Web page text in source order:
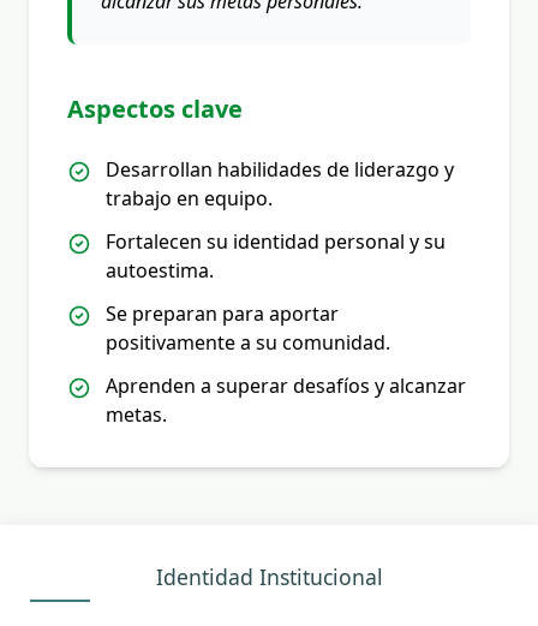
Aspectos clave
Desarrollan habilidades de liderazgo y
trabajo en equipo.
Fortalecen su identidad personal y su
autoestima.
Se preparan para aportar
positivamente a su comunidad.
Aprenden a superar desafíos y alcanzar
metas.
Identidad Institucional